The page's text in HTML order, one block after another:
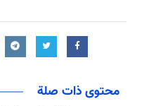
محتوى ذات صلة